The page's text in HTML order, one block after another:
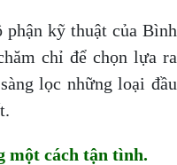
phận kỹ thuật của Bình
chỉ để chọn lựa ra
lọc những loại đầu
một cách tận tình.